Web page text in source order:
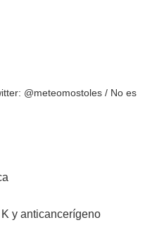
@meteomostoles / No es
y anticancerígeno